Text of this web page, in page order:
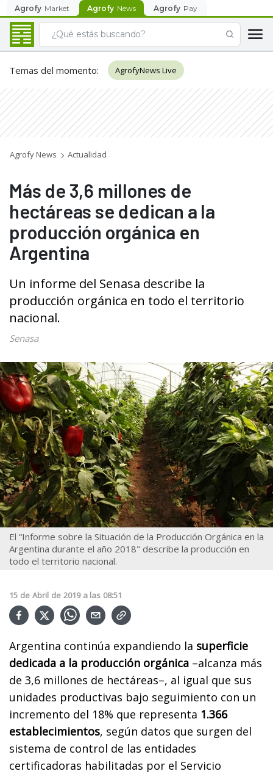
Agrofy Market Agrofy News Agrofy Pay
Temas del momento: AgrofyNews Live
Agrofy News Actualidad
Más de 3,6 millones de
hectáreas se dedican a la
producción orgánica en
Argentina
Un informe del Senasa describe la
producción orgánica en todo el territorio
nacional.
Senasa
El “Informe sobre la Situación de la Producción Orgánica en la
Argentina durante el año 2018" describe la producción en
todo el territorio nacional.
15 de Abril de 2019 a las 08:51
Argentina continúa expandiendo la superficie
dedicada a la producción orgánica –alcanza más
de 3,6 millones de hectáreas–, al igual que sus
unidades productivas bajo seguimiento con un
incremento del 18% que representa 1.366
establecimientos, según datos que surgen del
sistema de control de las entidades
certificadoras habilitadas por el Servicio